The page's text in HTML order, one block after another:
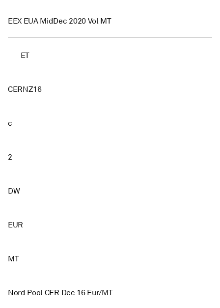
EEX EUA MidDec 2020 Vol MT
ET
CERNZ16
c
2
DW
EUR
MT
Nord Pool CER Dec 16 Eur/MT